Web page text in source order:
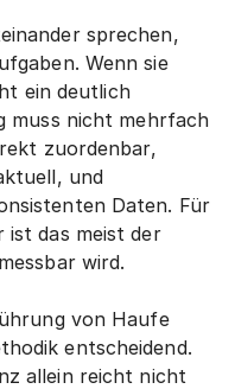
sprechen,
Wenn sie
ein deutlich
muss nicht mehrfach
zuordenbar,
und
Daten. Für
das meist der
wird.
von Haufe
entscheidend.
allein reicht nicht